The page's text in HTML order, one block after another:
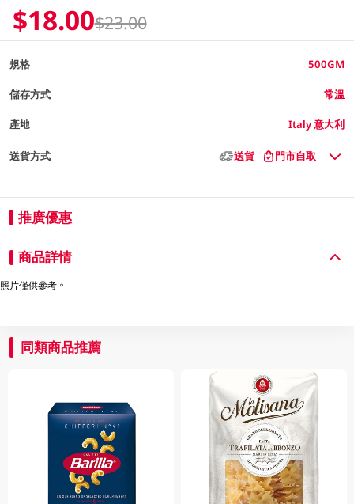
$18.00$23.00
規格 500GM
儲存方式 常溫
產地 Italy 意大利
送貨方式 送貨 門市自取
推廣優惠
商品詳情
照片僅供參考。
同類商品推薦